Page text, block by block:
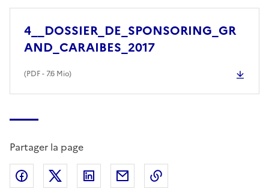
4__DOSSIER_DE_SPONSORING_GR
AND_CARAIBES_2017
(PDF- 7.6 Mio)
Partager la page
Partager sur Facebook
Partager sur X (anciennement Twitter)
Partager sur LinkedIn
Partager par email